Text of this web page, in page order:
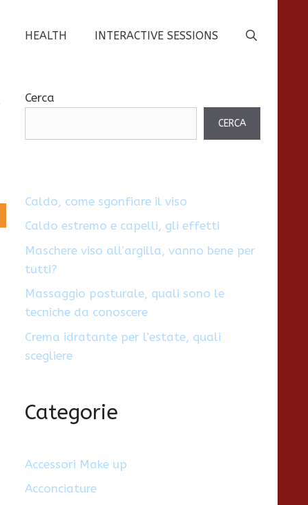
HEALTH INTERACTIVE SESSIONS
Cerca
CERCA
Caldo, come sgonfiare il viso
Caldo estremo e capelli, gli effetti
Maschere viso all’argilla, vanno bene per
tutti?
Massaggio posturale, quali sono le
tecniche da conoscere
Crema idratante per l’estate, quali
scegliere
Categorie
Accessori Make up
Acconciature